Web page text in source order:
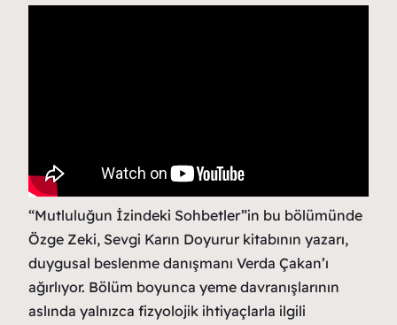
“Mutluluğun İzindeki Sohbetler”in bu bölümünde
Özge Zeki, Sevgi Karın Doyurur kitabının yazarı,
duygusal beslenme danışmanı Verda Çakan’ı
ağırlıyor. Bölüm boyunca yeme davranışlarının
aslında yalnızca fizyolojik ihtiyaçlarla ilgili